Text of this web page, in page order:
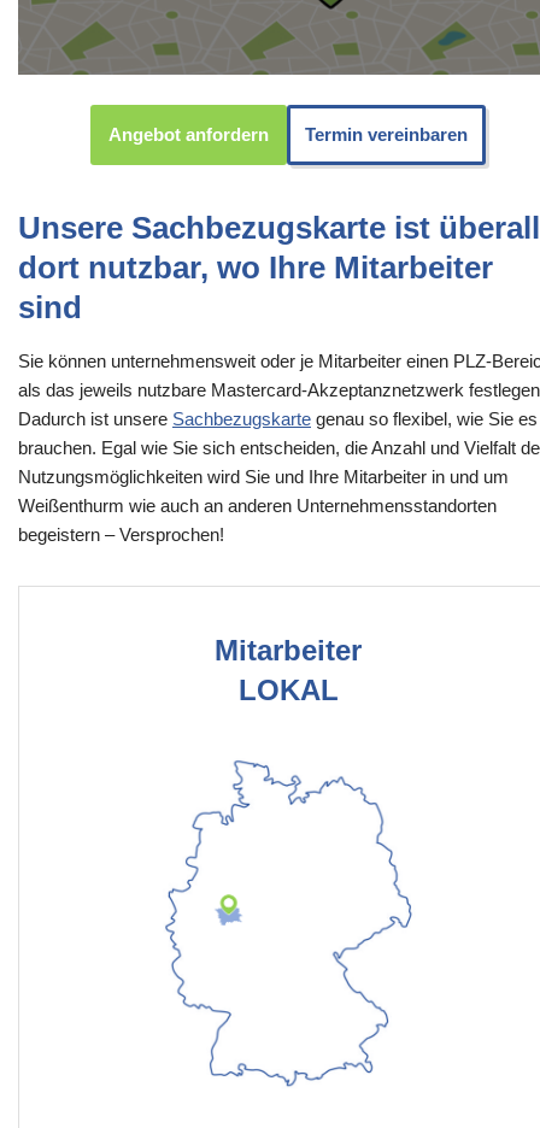
Angebot anfordern Termin vereinbaren
Unsere Sachbezugskarte ist überall
dort nutzbar, wo Ihre Mitarbeiter
sind
Sie können unternehmensweit oder je Mitarbeiter einen PLZ-
als das jeweils nutzbare Mastercard-Akzeptanznetzwerk
Dadurch ist unsere Sachbezugskarte genau so flexibel, wie Sie es
brauchen. Egal wie Sie sich entscheiden, die Anzahl und Vielfalt
Nutzungsmöglichkeiten wird Sie und Ihre Mitarbeiter in und um
Weißenthurm wie auch an anderen Unternehmensstandorten
begeistern – Versprochen!
Mitarbeiter
LOKAL